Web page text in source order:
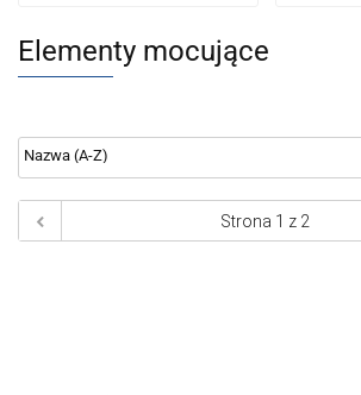
Elementy mocujące